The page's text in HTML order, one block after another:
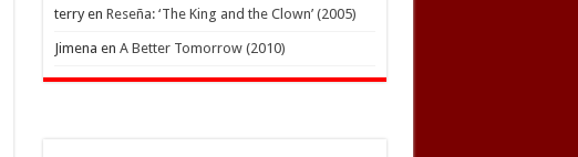
terryen Reseña: ‘The King and the Clown’ (2005)
Jimena en A Better Tomorrow (2010)